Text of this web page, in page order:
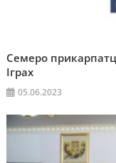
Семеро
Іграх
05.06.2023